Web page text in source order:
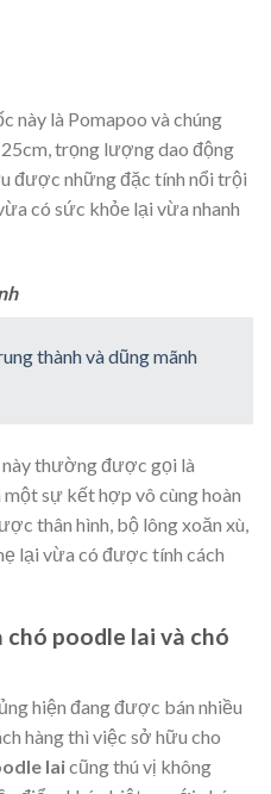
này là Pomapoo và chúng
trọng lượng dao động
được những đặc tính nổi trội
có sức khỏe lại vừa nhanh
thành và dũng mãnh
này thường được gọi là
sự kết hợp vô cùng hoàn
thân hình, bộ lông xoăn xù,
lại vừa có được tính cách
poodle lai và chó
hiện đang được bán nhiều
hàng thì việc sở hữu cho
laicũng thú vị không